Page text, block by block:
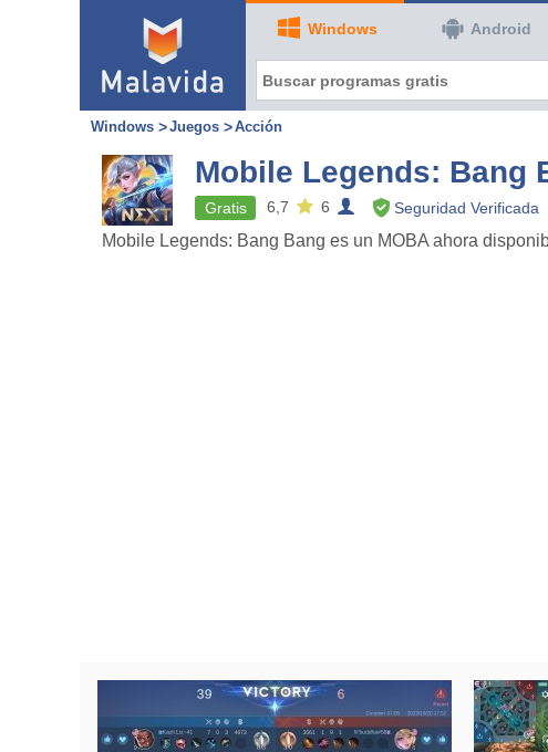
Windows Android
Windows Juegos Acción
Mobile Legends: Bang
Gratis 6,7 6 Seguridad Verificada
Mobile Legends: Bang Bang es un MOBA ahora